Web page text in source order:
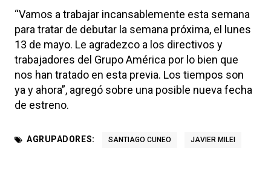
“Vamos a trabajar incansablemente esta semana
para tratar de debutar la semana próxima, el lunes
13 de mayo. Le agradezco a los directivos y
trabajadores del Grupo América por lo bien que
nos han tratado en esta previa. Los tiempos son
ya y ahora”, agregó sobre una posible nueva fecha
de estreno.
AGRUPADORES: SANTIAGO CUNEO JAVIER MILEI